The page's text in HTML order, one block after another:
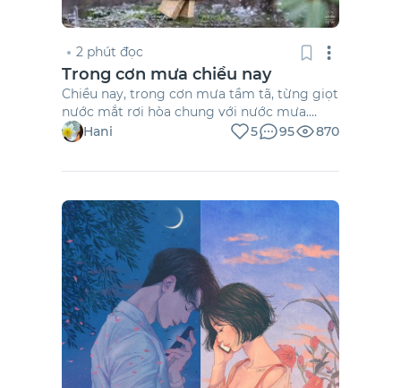
2 phút đọc
Trong cơn mưa chiều nay
Chiều nay, trong cơn mưa tầm tã, từng giọt
nước mắt rơi hòa chung với nước mưa.
Cuộc sống là một vòng xoay không ngừng
nghỉ. Công việc, gia đình, bạn bè… tất cả
cố gắng […]
Hani 5 95 870